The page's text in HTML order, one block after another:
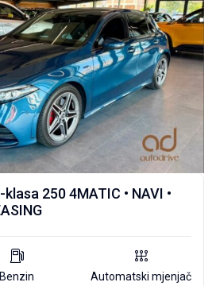
250 4MATIC • NAVI •
Benzin Automatski mjenjač